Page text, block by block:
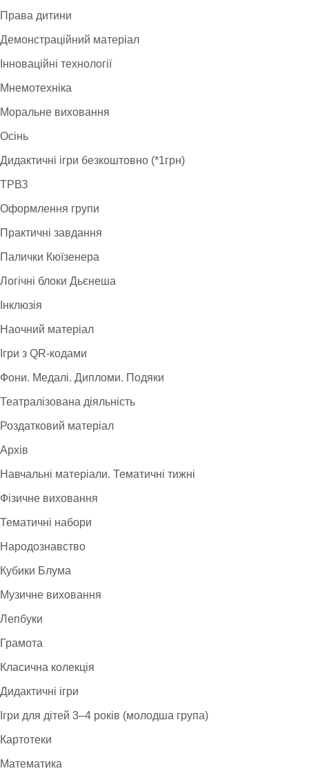
Права дитини
Демонстраційний матеріал
Інноваційні технології
Мнемотехніка
Моральне виховання
Осінь
Дидактичні ігри безкоштовно (*1грн)
ТРВЗ
Оформлення групи
Практичні завдання
Палички Кюїзенера
Логічні блоки Дьєнеша
Інклюзія
Наочний матеріал
Ігри з QR-кодами
Фони. Медалі. Дипломи. Подяки
Театралізована діяльність
Роздатковий матеріал
Архів
Навчальні матеріали. Тематичні тижні
Фізичне виховання
Тематичні набори
Народознавство
Кубики Блума
Музичне виховання
Лепбуки
Грамота
Класична колекція
Дидактичні ігри
Ігри для дітей 3–4 років (молодша група)
Картотеки
Математика